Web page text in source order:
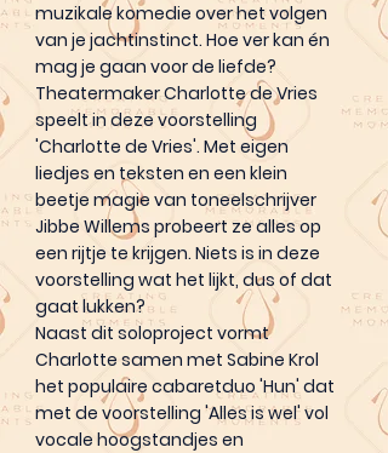
muzikale komedie over het volgen
van je jachtinstinct. Hoe ver kan én
mag je gaan voor de liefde?
Theatermaker Charlotte de Vries
speelt in deze voorstelling
'Charlotte de Vries'. Met eigen
liedjes en teksten en een klein
beetje magie van toneelschrijver
Jibbe Willems probeert ze alles op
een rijtje te krijgen. Niets is in deze
voorstelling wat het lijkt, dus of dat
gaat lukken?
Naast dit soloproject vormt
Charlotte samen met Sabine Krol
het populaire cabaretduo 'Hun' dat
met de voorstelling 'Alles is wel' vol
vocale hoogstandjes en